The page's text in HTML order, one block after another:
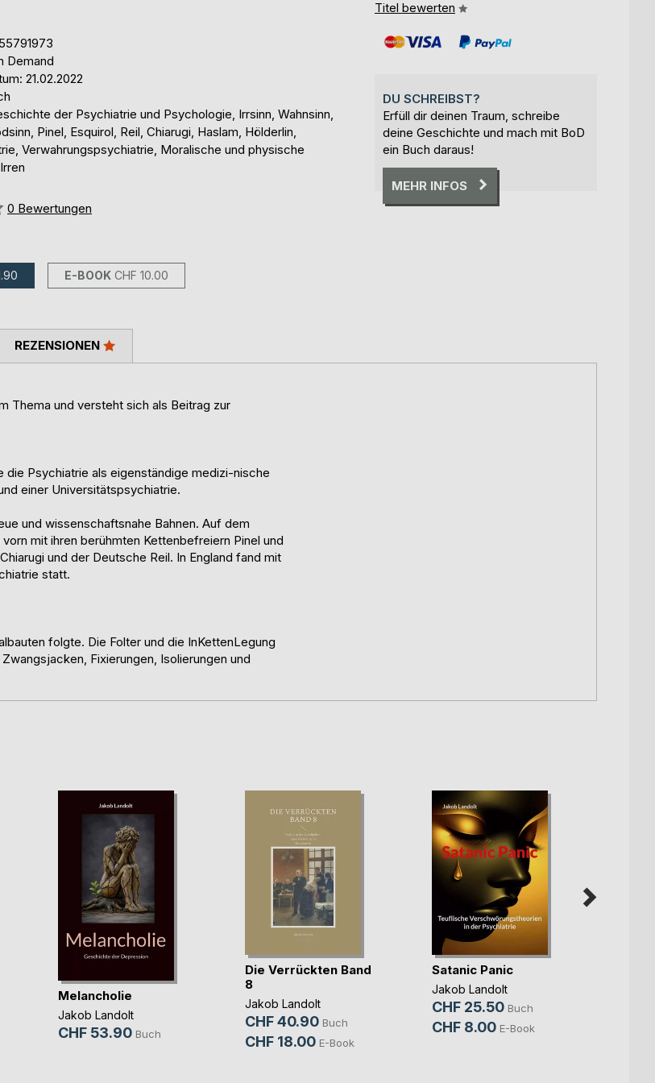
Demand
21.02.2022
der Psychiatrie und Psychologie, Irrsinn, Wahnsinn,
Pinel, Esquirol, Reil, Chiarugi, Haslam, Hölderlin,
Verwahrungspsychiatrie, Moralische und physische
0 Bewertungen
E-BOOK CHF 10.00
Titel bewerten
DU SCHREIBST?
Erfüll dir deinen Traum, schreibe
deine Geschichte und mach mit BoD
ein Buch daraus!
MEHR INFOS
Thema und versteht sich als Beitrag zur
die Psychiatrie als eigenständige medizi-nische
einer Universitätspsychiatrie.
und wissenschaftsnahe Bahnen. Auf dem
mit ihren berühmten Kettenbefreiern Pinel und
und der Deutsche Reil. In England fand mit
statt.
folgte. Die Folter und die InKettenLegung
Fixierungen, Isolierungen und
REZENSIONEN
Melancholie
Jakob Landolt
CHF 53.90 Buch
Die Verrückten Band
8
Jakob Landolt
CHF 40.90 Buch
CHF 18.00 E-Book
Satanic Panic
Jakob Landolt
CHF 25.50 Buch
CHF 8.00 E-Book